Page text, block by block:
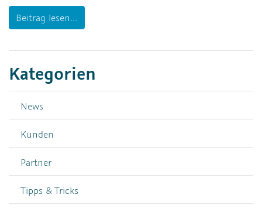
Beitrag lesen...
Kategorien
News
Kunden
Partner
Tipps & Tricks